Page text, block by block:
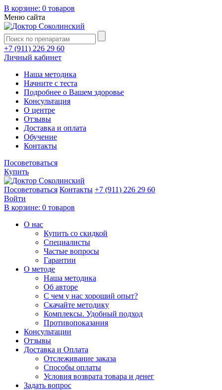
В корзине: 0 товаров
Меню сайта
+7 (911) 226 29 60
Личный кабинет
Наша методика
Начните с теста
Подробнее о Вашем здоровье
Консультация
О центре
Отзывы
Доставка и оплата
Обучение
Контакты
Посоветоваться
Купить
Посоветоваться Контакты +7 (911) 226 29 60
Войти
В корзине: 0 товаров
О нас
Купить со скидкой
Специалисты
Частые вопросы
Гарантии
О методе
Наша методика
Об авторе
С чем у нас хороший опыт?
Скачайте методику
Комплексы. Удобный подход
Противопоказания
Консультации
Отзывы
Доставка и Оплата
Отслеживание заказа
Способы оплаты
Условия возврата товара и денег
Задать вопрос